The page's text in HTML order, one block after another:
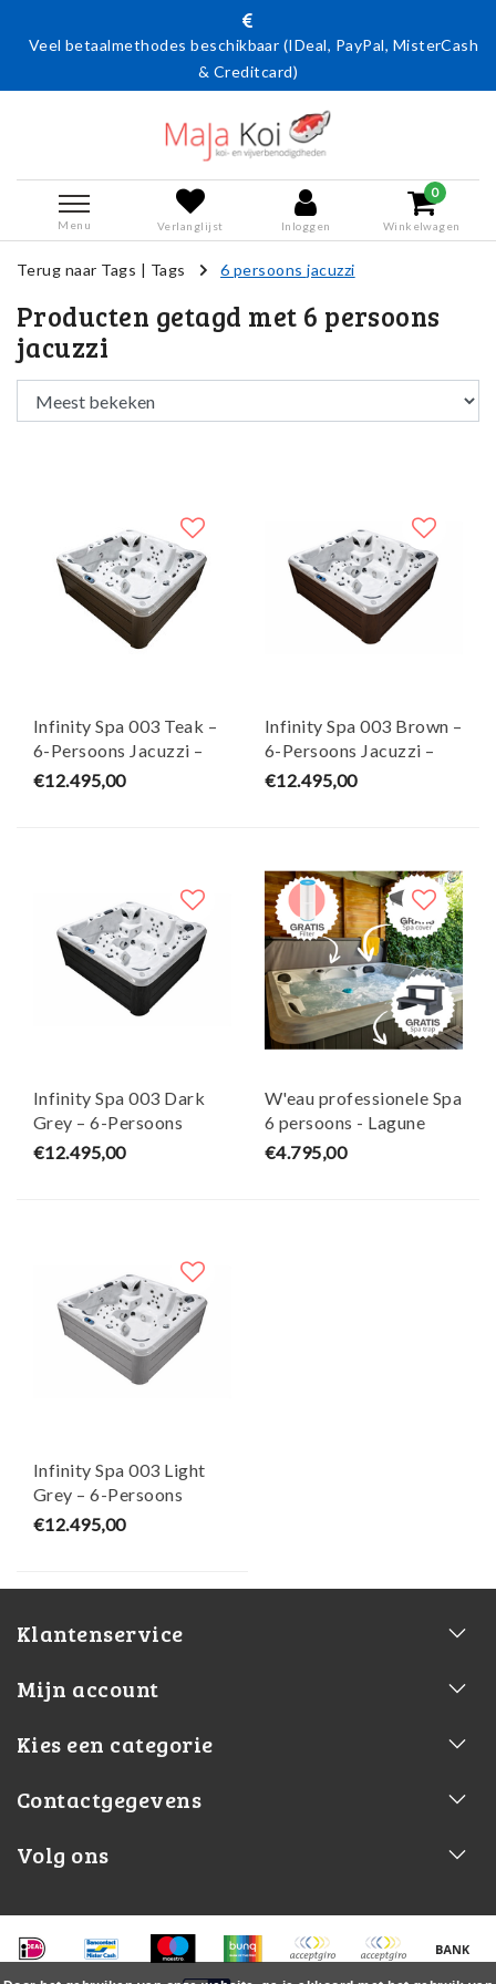
Veel betaalmethodes beschikbaar (IDeal, PayPal, MisterCash
& Creditcard)
Menu Verlanglijst Inloggen
0
Winkelwagen
Terug naar Tags | Tags 6 persoons jacuzzi
Producten getagd met 6 persoons
jacuzzi
Infinity Spa 003 Teak –
6-Persoons Jacuzzi –
Wellness Tub
€12.495,00
Infinity Spa 003 Brown –
6-Persoons Jacuzzi –
Wellness Tub
€12.495,00
Infinity Spa 003 Dark
Grey – 6-Persoons
Jacuzzi – Wellness Tub
€12.495,00
W'eau professionele Spa
6 persoons - Lagune
€4.795,00
Infinity Spa 003 Light
Grey – 6-Persoons
Jacuzzi – Wellness Tub
€12.495,00
Klantenservice
Mijn account
Kies een categorie
Contactgegevens
Volg ons